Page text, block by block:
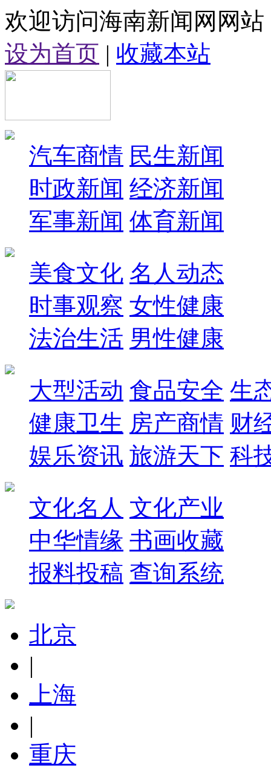
欢迎访问海南新闻网网站
设为首页 | 收藏本站
汽车商情 民生新闻
时政新闻 经济新闻
军事新闻 体育新闻
美食文化 名人动态
时事观察 女性健康
法治生活 男性健康
大型活动 食品安全 生
健康卫生 房产商情 财
娱乐资讯 旅游天下 科
文化名人 文化产业
中华情缘 书画收藏
报料投稿 查询系统
北京
|
上海
|
重庆